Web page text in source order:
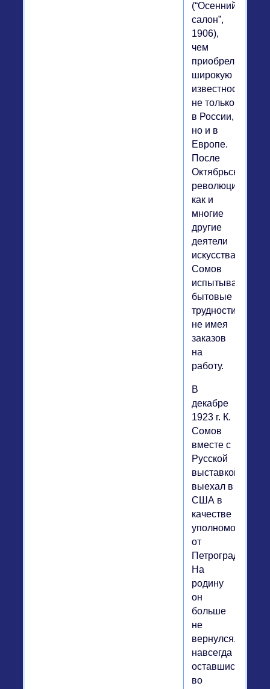
(“Осенний
салон”,
1906),
чем
приобрел
широкую
известность
не только
в России,
но и в
Европе.
После
Октябрьской
революции,
как и
многие
другие
деятели
искусства,
Сомов
испытывал
бытовые
трудности,
не имея
заказов
на
работу.
В
декабре
1923 г. К.
Сомов
вместе с
Русской
выставкой
выехал в
США в
качестве
от
Петрограда.
На
родину
он
больше
не
вернулся,
навсегда
оставшись
во